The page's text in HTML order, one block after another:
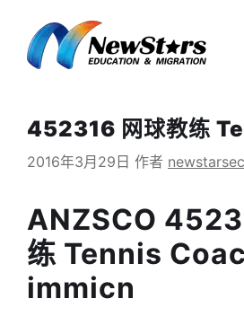
452316 网球教练
2016年3月29日 作者 newstarsec
ANZSCO
练 Tennis
immicn